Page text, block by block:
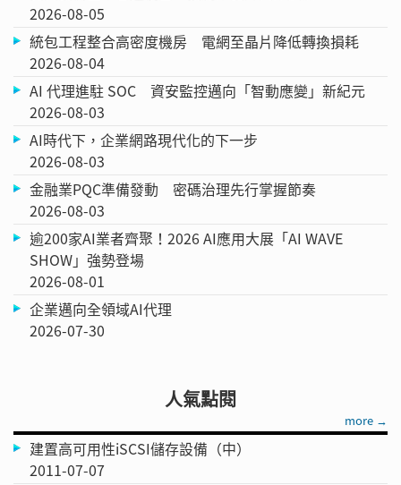
2026-08-05
統包工程整合高密度機房 電網至晶片降低轉換損耗
2026-08-04
AI 代理進駐 SOC 資安監控邁向「智動應變」新紀元
2026-08-03
AI時代下，企業網路現代化的下一步
2026-08-03
金融業PQC準備發動 密碼治理先行掌握節奏
2026-08-03
逾200家AI業者齊聚！2026 AI應用大展「AI WAVE
SHOW」強勢登場
2026-08-01
企業邁向全領域AI代理
2026-07-30
人氣點閱
more →
建置高可用性iSCSI儲存設備（中）
2011-07-07